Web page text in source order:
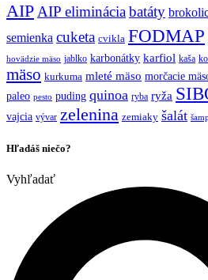
AIP AIP elimináciabatáty
semienka cuketa cvikla FODMAP
hovädzie mäso jablko karbonátky karfiol kaša
mäso kurkuma mleté mäso morčacie
paleo pesto puding quinoa ryba ryža
vajcia vývar zelenina zemiaky šalát
Hľadáš niečo?
Vyhľadať